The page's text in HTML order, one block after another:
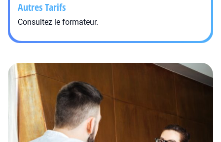
Autres Tarifs
Consultez le formateur.